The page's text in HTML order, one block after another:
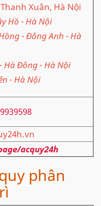
Xuân, Hà Nội
Hồ - Hà Nội
- Đông Anh - Hà
Hà Đông - Hà Nội
- Hà Nội
acquy24h
phân